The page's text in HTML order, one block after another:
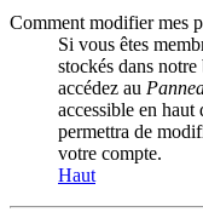
Comment modifier mes
Si vous êtes
stockés dans
accédez au
accessible en
permettra de
votre compte.
Haut